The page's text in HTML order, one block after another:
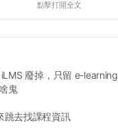
點擊打開全文
廢掉，只留 e-learning
鬼
跳去找課程資訊